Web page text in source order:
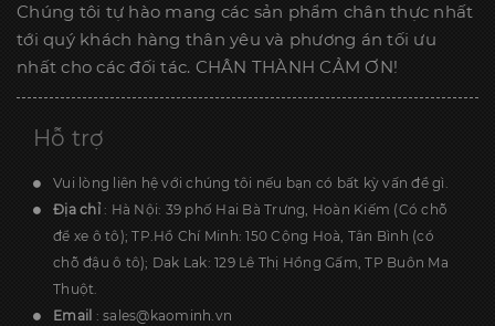
Chúng tôi tự hào mang các sản phẩm chân thực nhất
tới quý khách hàng thân yêu và phương án tối ưu
nhất cho các đối tác. CHÂN THÀNH CẢM ƠN!
Hỗ trợ
Vui lòng liên hệ với chúng tôi nếu bạn có bất kỳ vấn đề gì.
Địa chỉ: Hà Nội: 39 phố Hai Bà Trưng, Hoàn Kiếm (Có chỗ
để xe ô tô); TP.Hồ Chí Minh: 150 Cộng Hoà, Tân Bình (có
chỗ đậu ô tô); Dak Lak: 129 Lê Thị Hồng Gấm, TP Buôn Ma
Thuột.
Email : sales@kaominh.vn